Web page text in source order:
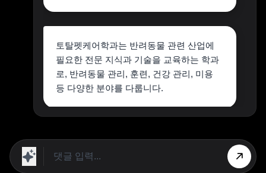
토탈펫케어학과는 반려동물 관련 산업에
필요한 전문 지식과 기술을 교육하는 학과
로, 반려동물 관리, 훈련, 건강 관리, 미용
등 다양한 분야를 다룹니다.